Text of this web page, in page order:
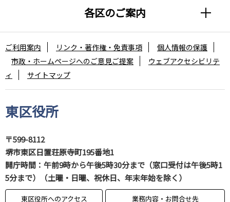
各区のご案内
東区役所
〒599-8112
堺市東区日置荘原寺町195番地1
開庁時間：午前9時から午後5時30分まで（窓口受付は午後5時1
5分まで）（土曜・日曜、祝休日、年末年始を除く）
東区役所へのアクセス 業務内容・お問合せ先
ご利用案内 リンク・著作権・免責事項
個人情報の保護
市政・ホームページへのご意見ご提案
ウェブアクセシビリテ
ィ
サイトマップ